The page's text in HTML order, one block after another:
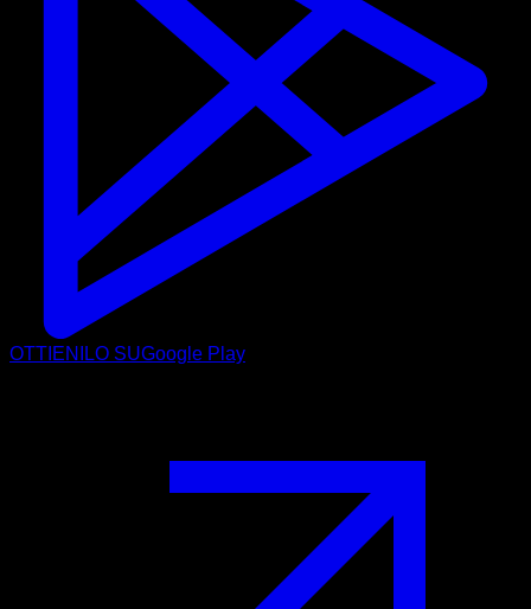
OTTIENILO SUGoogle Play